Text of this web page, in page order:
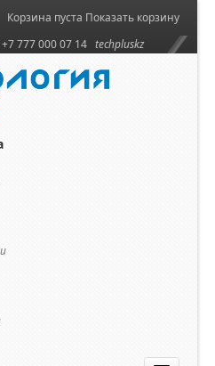
Корзина пуста Показать корзину
777 000 07 14 techpluskz